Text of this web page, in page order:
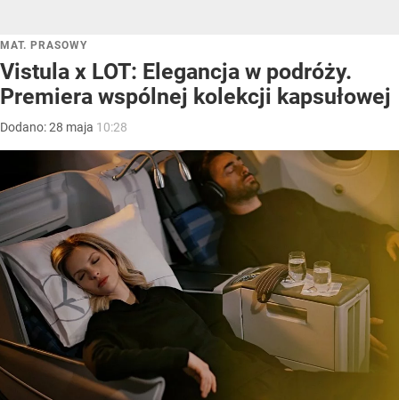
MAT. PRASOWY
Vistula x LOT: Elegancja w podróży.
Premiera wspólnej kolekcji kapsułowej
Dodano:28 maja 10:28